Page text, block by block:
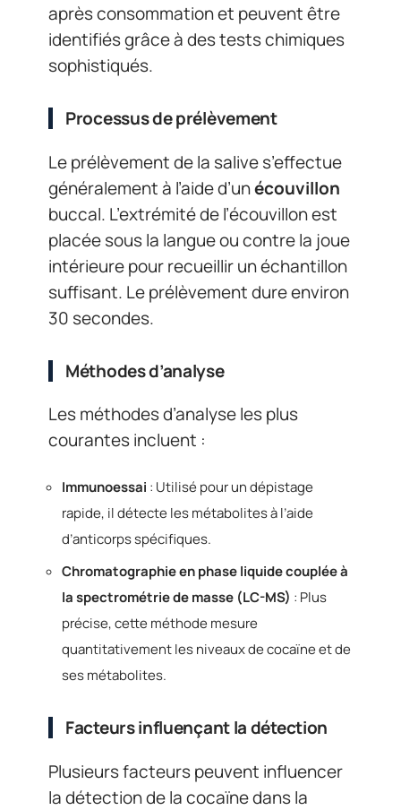
après consommation et peuvent être
identifiés grâce à des tests chimiques
sophistiqués.
Processus de prélèvement
Le prélèvement de la salive s’effectue
généralement à l’aide d’unécouvillon
buccal. L’extrémité de l’écouvillon est
placée sous la langue ou contre la joue
intérieure pour recueillir un échantillon
suffisant. Le prélèvement dure environ
30 secondes.
Méthodes d’analyse
Les méthodes d’analyse les plus
courantes incluent :
Immunoessai : Utilisé pour un dépistage
rapide, il détecte les métabolites à l’aide
d’anticorps spécifiques.
Chromatographie en phase liquide couplée à
la spectrométrie de masse (LC-MS) : Plus
précise, cette méthode mesure
quantitativement les niveaux de cocaïne et de
ses métabolites.
Facteurs influençant la détection
Plusieurs facteurs peuvent influencer
la détection de la cocaïne dans la